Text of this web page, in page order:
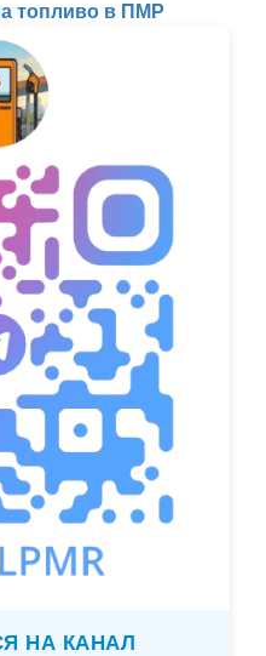
топливо в ПМР
НА КАНАЛ